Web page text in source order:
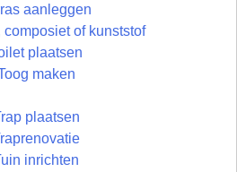
aanleggen
composiet of kunststof
plaatsen
maken
plaatsen
inrichten